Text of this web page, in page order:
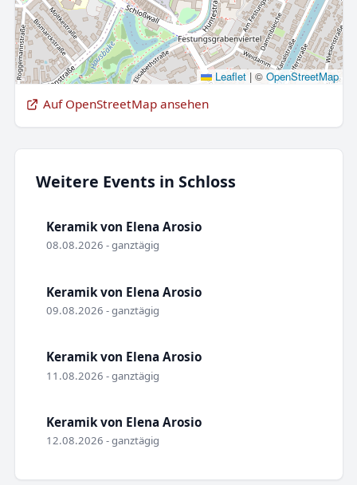
Leaflet |© OpenStreetMap
Auf OpenStreetMap ansehen
Weitere Events in Schloss
Keramik von Elena Arosio
08.08.2026 - ganztägig
Keramik von Elena Arosio
09.08.2026 - ganztägig
Keramik von Elena Arosio
11.08.2026 - ganztägig
Keramik von Elena Arosio
12.08.2026 - ganztägig